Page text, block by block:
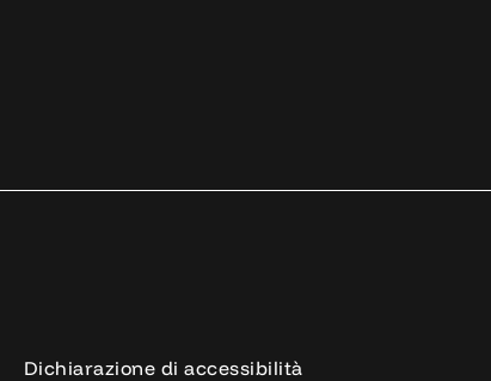
Dichiarazione di accessibilità